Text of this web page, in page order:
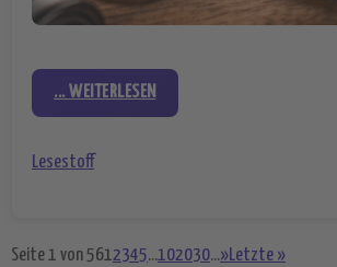
... WEITERLESEN
Lesestoff
Seite 1 von 5612345...102030...»Letzte »